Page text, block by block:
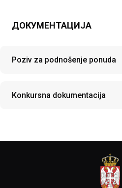
ДОКУМЕНТАЦИЈА
Poziv za podnošenje ponuda
Konkursna dokumentacija